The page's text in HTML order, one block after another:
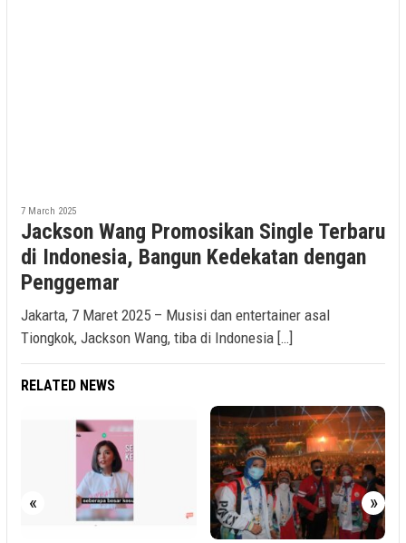
7 March 2025
Jackson Wang Promosikan Single Terbaru
di Indonesia, Bangun Kedekatan dengan
Penggemar
Jakarta, 7 Maret 2025 – Musisi dan entertainer asal
Tiongkok, Jackson Wang, tiba di Indonesia […]
RELATED NEWS
« »